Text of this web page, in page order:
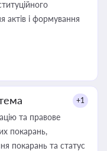
актів і формування
+1
та правове
покарань,
покарань та статус